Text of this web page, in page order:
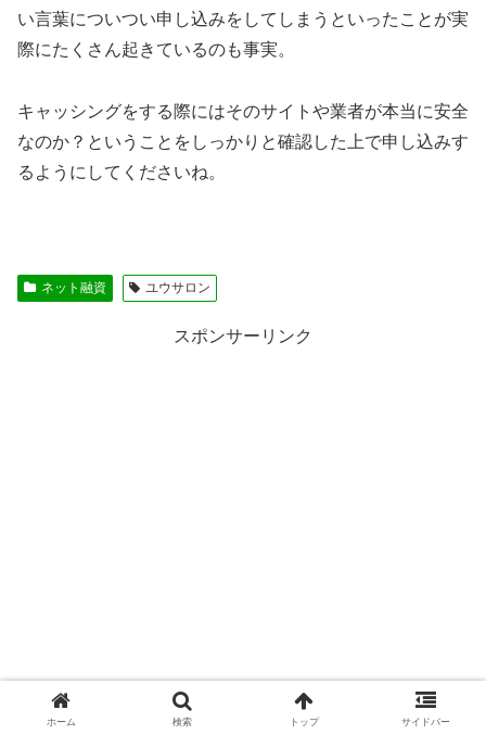
い言葉についつい申し込みをしてしまうといったことが実
際にたくさん起きているのも事実。
キャッシングをする際にはそのサイトや業者が本当に安全
なのか？ということをしっかりと確認した上で申し込みす
るようにしてくださいね。
ネット融資 ユウサロン
スポンサーリンク
ホーム 検索 トップ サイドバー